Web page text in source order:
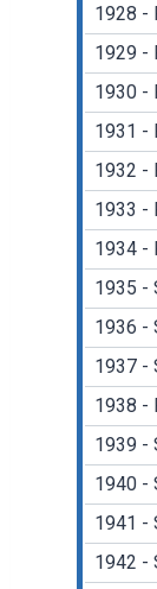
1928 -
1929 -
1930 -
1931 -
1932 -
1933 -
1934 -
1935 -
1936 -
1937 -
1938 -
1939 -
1940 -
1941 -
1942 -